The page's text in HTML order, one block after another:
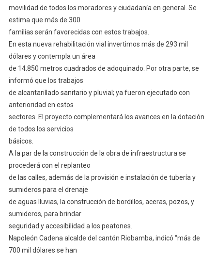
movilidad de todos los moradores y ciudadanía en general. Se
estima que más de 300
familias serán favorecidas con estos trabajos.
En esta nueva rehabilitación vial invertimos más de 293 mil
dólares y contempla un área
de 14.850 metros cuadrados de adoquinado. Por otra parte, se
informó que los trabajos
de alcantarillado sanitario y pluvial; ya fueron ejecutado con
anterioridad en estos
sectores. El proyecto complementará los avances en la dotación
de todos los servicios
básicos.
A la par de la construcción de la obra de infraestructura se
procederá con el replanteo
de las calles, además de la provisión e instalación de tubería y
sumideros para el drenaje
de aguas lluvias, la construcción de bordillos, aceras, pozos, y
sumideros, para brindar
seguridad y accesibilidad a los peatones.
Napoleón Cadena alcalde del cantón Riobamba, indicó “más de
700 mil dólares se han